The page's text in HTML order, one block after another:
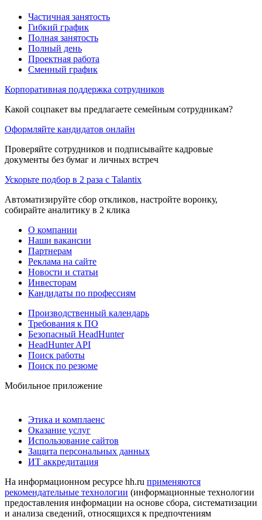
Частичная занятость
Гибкий график
Полная занятость
Полный день
Проектная работа
Сменный график
Корпоративная поддержка сотрудников
Какой соцпакет вы предлагаете семейным сотрудникам?
Оформляйте кандидатов онлайн
Проверяйте сотрудников и подписывайте кадровые
документы без бумаг и личных встреч
Ускорьте подбор в 2 раза с Talantix
Автоматизируйте сбор откликов, настройте воронку,
собирайте аналитику в 2 клика
О компании
Наши вакансии
Партнерам
Реклама на сайте
Новости и статьи
Инвесторам
Кандидаты по профессиям
Производственный календарь
Требования к ПО
Безопасный HeadHunter
HeadHunter API
Поиск работы
Поиск по резюме
Мобильное приложение
Этика и комплаенс
Оказание услуг
Использование сайтов
Защита персональных данных
ИТ аккредитация
На информационном ресурсе hh.ru применяются
рекомендательные технологии (информационные технологии
предоставления информации на основе сбора, систематизации
и анализа сведений, относящихся к предпочтениям